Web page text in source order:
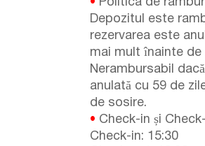
Depozitul este
rezervarea este
mai mult înainte de
Nerambursabil
anulată cu 59 de
de sosire.
• Check-in și
Check-in: 15:30